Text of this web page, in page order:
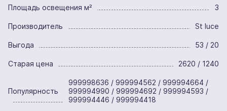
Площадь освещения м² 3
Производитель St luce
Выгода 53 / 20
Старая цена 2620 / 1240
Популярность
999998636 / 999994562 / 999994664 /
999994990 / 999994692 / 999994593 /
999994446 / 999994418